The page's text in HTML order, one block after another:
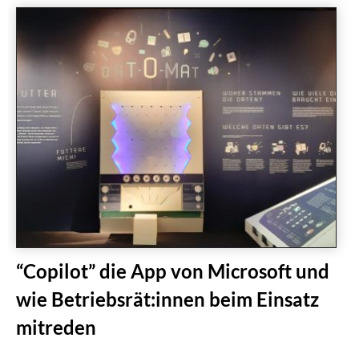
“Copilot” die App von Microsoft und
wie Betriebsrät:innen beim Einsatz
mitreden